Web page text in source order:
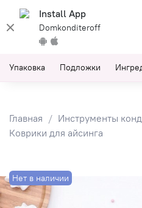
Install App
Domkonditeroff
Упаковка Подложки
Главная
Инструменты
Коврики для айсинга
Нет в наличии